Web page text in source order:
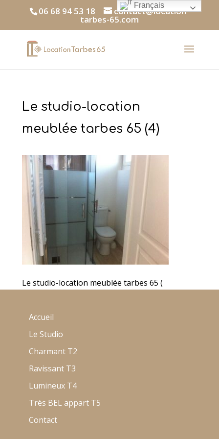
06 68 94 53 18 contact@location-
tarbes-65.com
Le studio-location
meublée tarbes 65 (4)
Le studio-location meublée tarbes 65 (
Accueil
Le Studio
Charmant T2
Ravissant T3
Lumineux T4
Très BEL appart T5
Contact
Français